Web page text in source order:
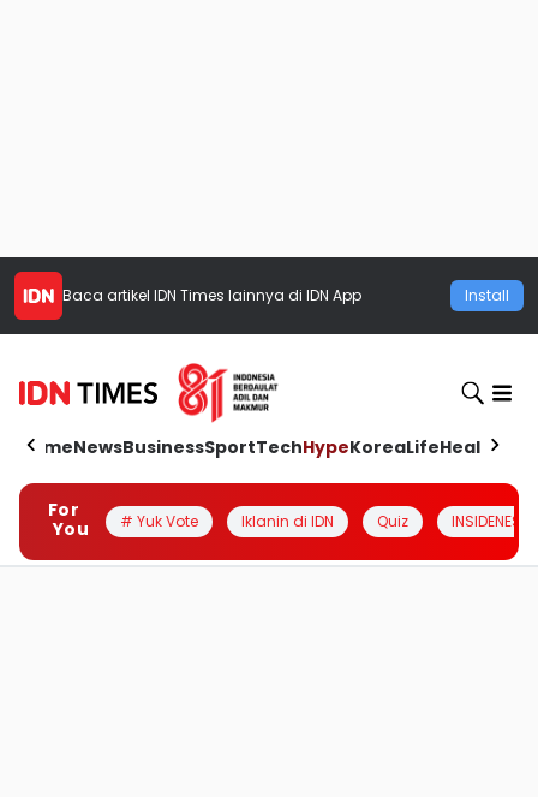
Baca artikel IDN Times lainnya di IDN App Install
HomeNewsBusinessSportTechHypeKoreaLifeHealth
For
You
# Yuk Vote Iklanin di IDN Quiz INSIDENESIA